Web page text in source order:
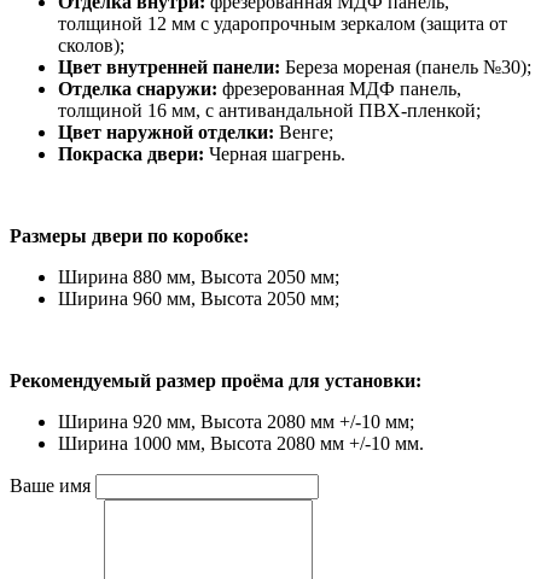
толщиной 12 мм с ударопрочным зеркалом (защита от
сколов);
Цвет внутренней панели: Береза мореная (панель №30);
Отделка снаружи: фрезерованная МДФ панель,
толщиной 16 мм, с антивандальной ПВХ-пленкой;
Цвет наружной отделки: Венге;
Покраска двери: Черная шагрень.
Размеры двери по коробке:
Ширина 880 мм, Высота 2050 мм;
Ширина 960 мм, Высота 2050 мм;
Рекомендуемый размер проёма для установки:
Ширина 920 мм, Высота 2080 мм +/-10 мм;
Ширина 1000 мм, Высота 2080 мм +/-10 мм.
Ваше имя